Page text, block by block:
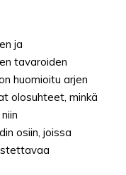
ja
tavaroiden
huomioitu arjen
olosuhteet, minkä
osiin, joissa